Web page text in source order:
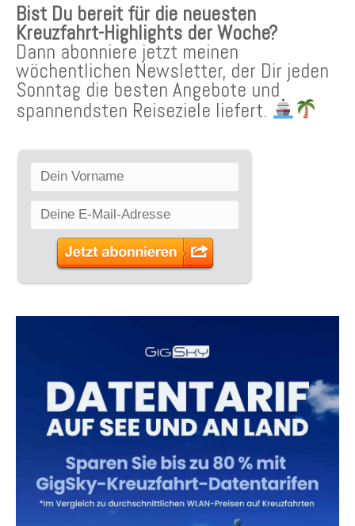
Bist Du bereit für die neuesten
Kreuzfahrt-Highlights der Woche?
Dann abonniere jetzt meinen
wöchentlichen Newsletter, der Dir jeden
Sonntag die besten Angebote und
spannendsten Reiseziele liefert.